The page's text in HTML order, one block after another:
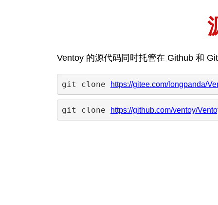
Ventoy 的源代码同时托管在 Github 和
git clone https://gitee.com/longpanda/
git clone https://github.com/ventoy/